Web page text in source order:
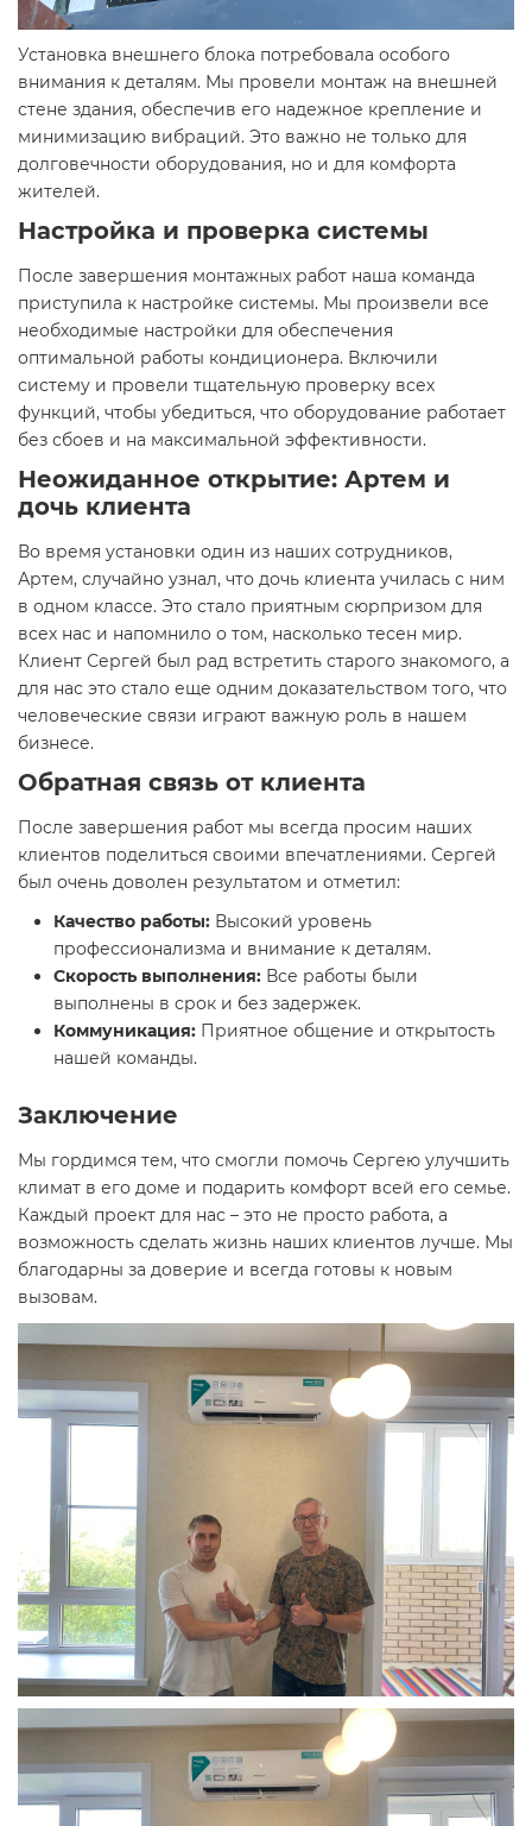
Установка внешнего блока потребовала особого
внимания к деталям. Мы провели монтаж на внешней
стене здания, обеспечив его надежное крепление и
минимизацию вибраций. Это важно не только для
долговечности оборудования, но и для комфорта
жителей.
Настройка и проверка системы
После завершения монтажных работ наша команда
приступила к настройке системы. Мы произвели все
необходимые настройки для обеспечения
оптимальной работы кондиционера. Включили
систему и провели тщательную проверку всех
функций, чтобы убедиться, что оборудование работает
без сбоев и на максимальной эффективности.
Неожиданное открытие: Артем и
дочь клиента
Во время установки один из наших сотрудников,
Артем, случайно узнал, что дочь клиента училась с ним
в одном классе. Это стало приятным сюрпризом для
всех нас и напомнило о том, насколько тесен мир.
Клиент Сергей был рад встретить старого знакомого, а
для нас это стало еще одним доказательством того, что
человеческие связи играют важную роль в нашем
бизнесе.
Обратная связь от клиента
После завершения работ мы всегда просим наших
клиентов поделиться своими впечатлениями. Сергей
был очень доволен результатом и отметил:
Качество работы: Высокий уровень
профессионализма и внимание к деталям.
Скорость выполнения: Все работы были
выполнены в срок и без задержек.
Коммуникация: Приятное общение и открытость
нашей команды.
Заключение
Мы гордимся тем, что смогли помочь Сергею улучшить
климат в его доме и подарить комфорт всей его семье.
Каждый проект для нас – это не просто работа, а
возможность сделать жизнь наших клиентов лучше. Мы
благодарны за доверие и всегда готовы к новым
вызовам.